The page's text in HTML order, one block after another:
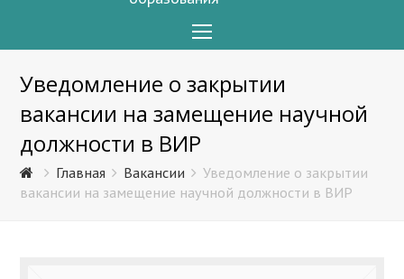
Menu
Уведомление о закрытии
вакансии на замещение научной
должности в ВИР
Главная Вакансии
Уведомление о закрытии
вакансии на замещение научной должности в ВИР